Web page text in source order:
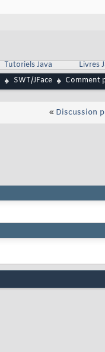
Tutoriels Java Livres
SWT/JFace Comment
« Discussion